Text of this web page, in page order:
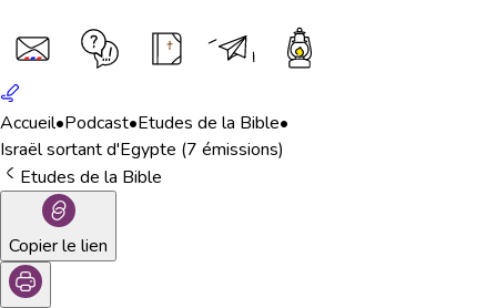
Accueil•Podcast•Etudes de la Bible•
Israël sortant d'Egypte (7 émissions)
Etudes de la Bible
Copier le lien